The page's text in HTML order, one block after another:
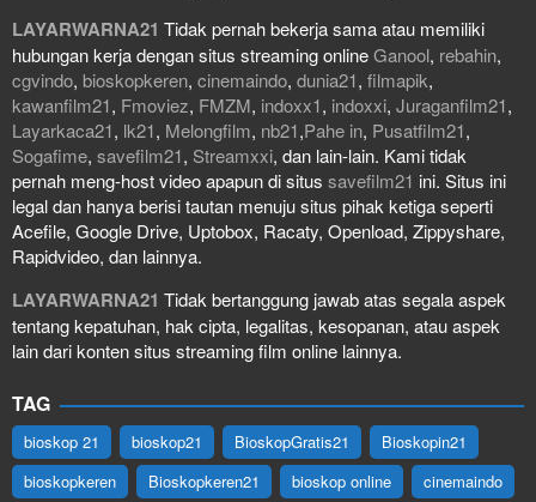
LAYARWARNA21 Tidak pernah bekerja sama atau memiliki
hubungan kerja dengan situs streaming onlineGanool, rebahin,
cgvindo, bioskopkeren, cinemaindo, dunia21, filmapik,
kawanfilm21, Fmoviez, FMZM, indoxx1, indoxxi, Juraganfilm21,
Layarkaca21, lk21, Melongfilm, nb21,Pahe in, Pusatfilm21,
Sogafime, savefilm21, Streamxxi, dan lain-lain. Kami tidak
pernah meng-host video apapun di situs savefilm21 ini. Situs ini
legal dan hanya berisi tautan menuju situs pihak ketiga seperti
Acefile, Google Drive, Uptobox, Racaty, Openload, Zippyshare,
Rapidvideo, dan lainnya.
LAYARWARNA21 Tidak bertanggung jawab atas segala aspek
tentang kepatuhan, hak cipta, legalitas, kesopanan, atau aspek
lain dari konten situs streaming film online lainnya.
TAG
bioskop 21 bioskop21 BioskopGratis21
Bioskopin21
bioskopkeren
Bioskopkeren21 bioskop online cinemaindo